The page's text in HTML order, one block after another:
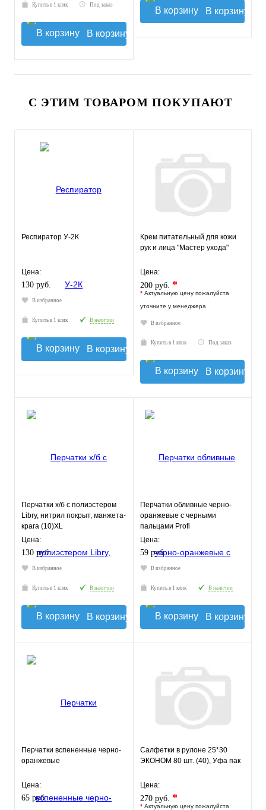
Купить в 1 клик Под заказ
В корзину
В корзину
С ЭТИМ ТОВАРОМ ПОКУПАЮТ
Респиратор У-2К
Цена:
130 руб.
В избранное
Купить в 1 клик В наличии
В корзину
Крем питательный для кожи
рук и лица "Мастер ухода"
Цена:
200 руб. *
* Актуальную цену пожалуйста
уточните у менеджера
В избранное
Купить в 1 клик Под заказ
В корзину
Перчатки х/б с полиэстером
Libry, нитрил покрыт, манжета-
крага (10)XL
Цена:
130 руб.
В избранное
Купить в 1 клик В наличии
В корзину
Перчатки обливные черно-
оранжевые с черными
пальцами Profi
Цена:
59 руб.
В избранное
Купить в 1 клик В наличии
В корзину
Перчатки вспененные черно-
оранжевые
Цена:
65 руб.
Салфетки в рулоне 25*30
ЭКОНОМ 80 шт. (40), Уфа пак
Цена:
270 руб. *
* Актуальную цену пожалуйста